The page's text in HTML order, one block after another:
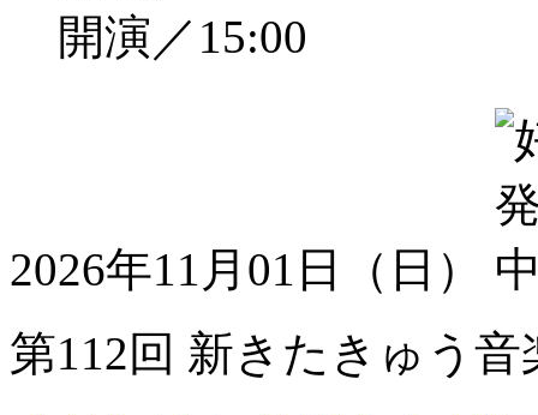
開演／15:00
2026年11月01日（日）
第112回 新きたきゅう音